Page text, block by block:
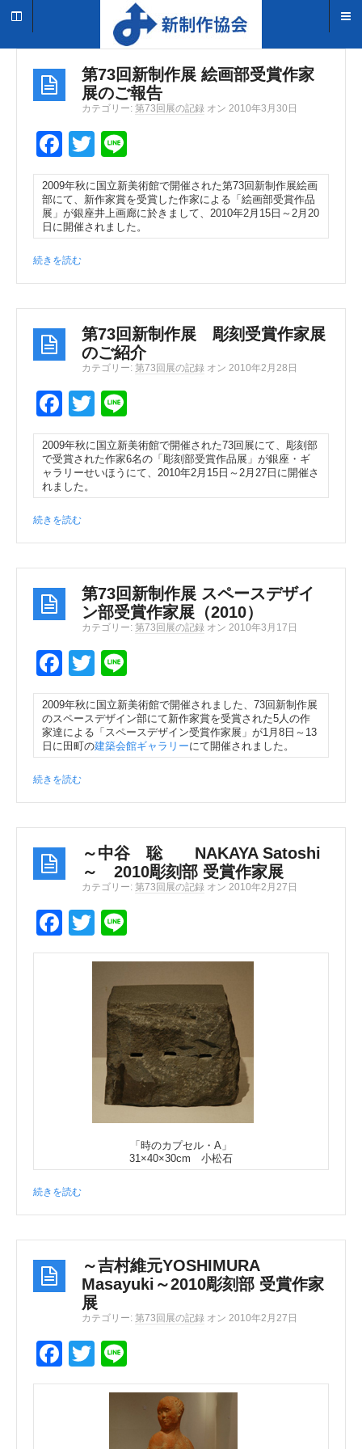
第73回新制作展 絵画部受賞作家
展のご報告
カテゴリー: 第73回展の記録 オン 2010年3月30日
F
a
c
e
b
o
k
T
wi
tt
er
n
e
2009年秋に国立新美術館で開催された第73回新制作展絵画
部にて、新作家賞を受賞した作家による「絵画部受賞作品
展」が銀座井上画廊に於きまして、2010年2月15日～2月20
日に開催されました。
続きを読む
第73回新制作展 彫刻受賞作家展
のご紹介
カテゴリー: 第73回展の記録 オン 2010年2月28日
F
a
c
e
b
o
k
T
wi
tt
er
n
e
2009年秋に国立新美術館で開催された73回展にて、彫刻部
で受賞された作家6名の「彫刻部受賞作品展」が銀座・ギ
ャラリーせいほうにて、2010年2月15日～2月27日に開催さ
れました。
続きを読む
第73回新制作展 スペースデザイ
ン部受賞作家展（2010）
カテゴリー: 第73回展の記録 オン 2010年3月17日
F
a
c
e
b
o
k
T
wi
tt
er
n
e
2009年秋に国立新美術館で開催されました、73回新制作展
のスペースデザイン部にて新作家賞を受賞された5人の作
家達による「スペースデザイン受賞作家展」が1月8日～13
日に田町の建築会館ギャラリーにて開催されました。
続きを読む
～中谷 聡 NAKAYA Satoshi
～ 2010彫刻部 受賞作家展
カテゴリー: 第73回展の記録 オン 2010年2月27日
F
a
T
wi
er
n
「時のカプセル・A」
31×40×30cm 小松石
続きを読む
～吉村維元YOSHIMURA
Masayuki～2010彫刻部 受賞作家
展
カテゴリー: 第73回展の記録 オン 2010年2月27日
F
a
T
wi n